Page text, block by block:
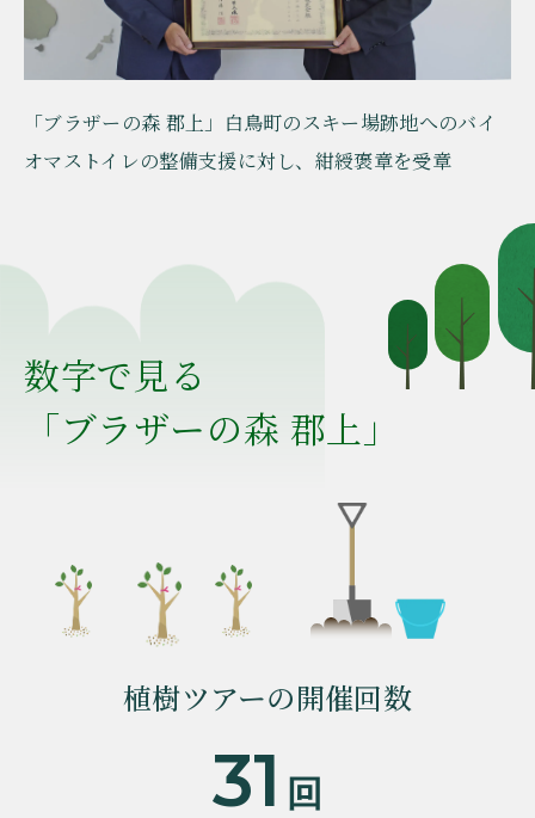
「ブラザーの森 郡上」白鳥町のスキー場跡地へのバイ
オマストイレの整備支援に対し、紺綬褒章を受章
数字で見る
「ブラザーの森 郡上」
植樹ツアーの開催回数
31 回